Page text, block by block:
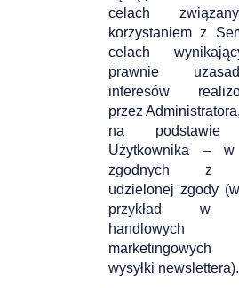
celach
korzystaniem z
celach
prawnie
interesów
przez
na podstawie
Użytkownika – w
zgodnych z
udzielonej zgody
przykład w
wysyłki newslettera).